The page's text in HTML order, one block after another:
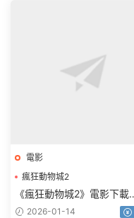
電影
瘋狂動物城2
瘋狂動物城2電影下載
《瘋狂動物城2》電影下載
1080p.HD中英雙語
2026-01-14